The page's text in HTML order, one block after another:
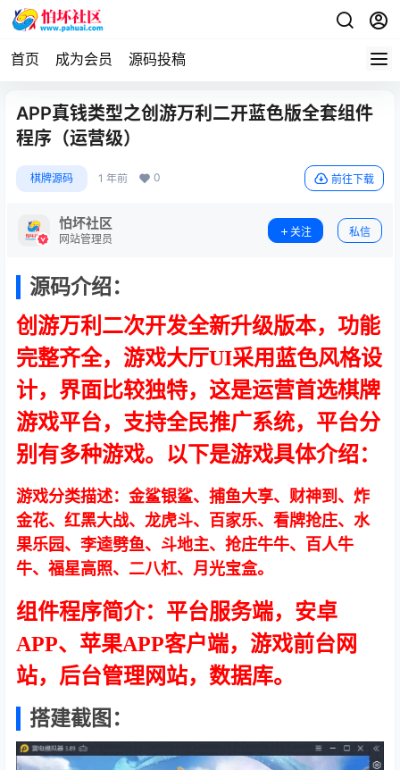
首页 成为会员 源码投稿
APP真钱类型之创游万利二开蓝色版全套组件
程序（运营级）
棋牌源码 1 年前 0 前往下载
怕坏社区
网站管理员
关注 私信
源码介绍：
创游万利二次开发全新升级版本，功能
完整齐全，游戏大厅UI采用蓝色风格设
计，界面比较独特，这是运营首选棋牌
游戏平台，支持全民推广系统，平台分
别有多种游戏。以下是游戏具体介绍：
游戏分类描述：金鲨银鲨、捕鱼大享、财神到、炸
金花、红黑大战、龙虎斗、百家乐、看牌抢庄、水
果乐园、李逵劈鱼、斗地主、抢庄牛牛、百人牛
牛、福星高照、二八杠、月光宝盒。
组件程序简介：平台服务端，安卓
APP、苹果APP客户端，游戏前台网
站，后台管理网站，数据库。
搭建截图：